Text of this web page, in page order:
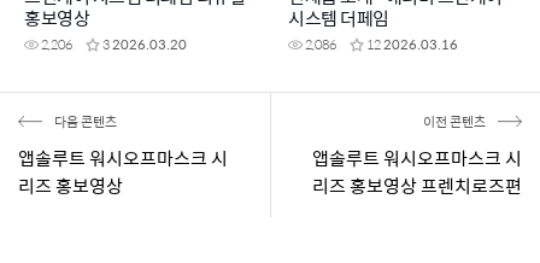
홍보영상
2,206 32026.03.20
시스템 더페임
2,086 122026.03.16
다음 콘텐츠
앱솔루트 워시오프마스크 시
리즈 홍보영상
이전 콘텐츠
앱솔루트 워시오프마스크 시
리즈 홍보영상 프렌치로즈편